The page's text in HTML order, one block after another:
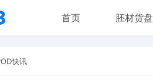
首页 胚材货盘
快讯